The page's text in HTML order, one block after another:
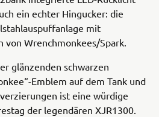
ein echter Hingucker: die
mit
von Wrenchmonkees/Spark.
glänzenden schwarzen
Emblem auf dem Tank und
ist eine würdige
der legendären XJR1300.